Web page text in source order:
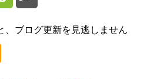
、ブログ更新を見逃しません